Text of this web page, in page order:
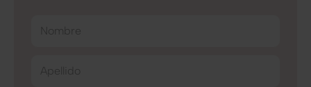
Nombre
Apellido